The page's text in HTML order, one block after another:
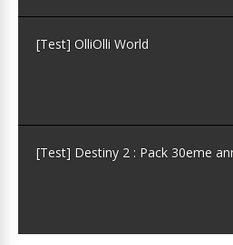
[Test] OlliOlli World
[Test] Destiny 2 : Pack 30eme